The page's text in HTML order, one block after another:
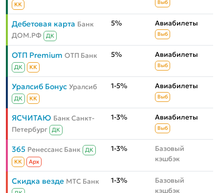
КК Выб
Дебетовая карта Банк
ДОМ.РФ
ДК
5% Авиабилеты
Выб
ОТП Premium ОТП Банк
ДК КК
5% Авиабилеты
Выб
Уралсиб Бонус Уралсиб
ДК КК
1-5% Авиабилеты
Выб
ЯСЧИТАЮ Банк Санкт-
Петербург
ДК
1-3% Авиабилеты
Выб
365 Ренессанс Банк
ДК
КК
Aрх
1-3%
Базовый
кэшбэк
Скидка везде МТС Банк 1-3%
Базовый
кэшбэк